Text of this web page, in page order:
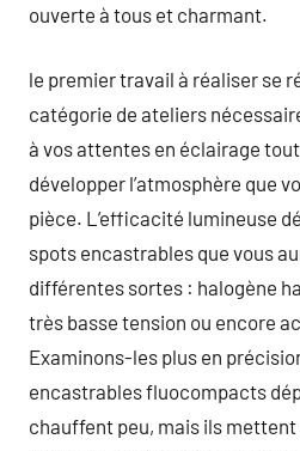
ouverte à tous et charmant.
le premier travail à réaliser se
catégorie de ateliers
à vos attentes en éclairage
développer l’atmosphère que
pièce. L’efficacité lumineuse
spots encastrables que vous
différentes sortes : halogène
très basse tension ou encore
Examinons-les plus en
encastrables fluocompacts
chauffent peu, mais ils mettent